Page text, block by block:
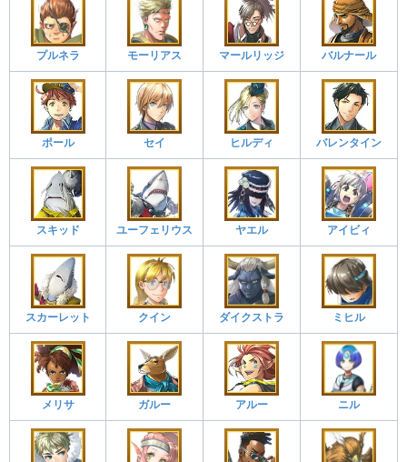
プルネラ モーリアス マールリッジ バルナール
ポール セイ ヒルディ バレンタイン
スキッド ユーフェリウス ヤエル アイビィ
スカーレット クイン ダイクストラ ミヒル
メリサ ガルー アルー ニル